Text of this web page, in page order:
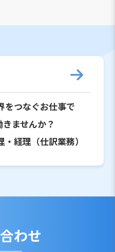
をつなぐお仕事で
ませんか？
経理（仕訳業務）
わせ